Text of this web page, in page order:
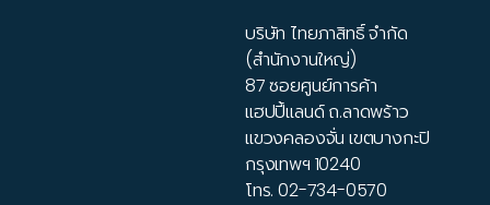
บริษัท ไทยภาสิทธิ์ จำกัด
(สำนักงานใหญ่)
87 ซอยศูนย์การค้า
แฮปปี้แลนด์ ถ.ลาดพร้าว
แขวงคลองจั่น เขตบางกะปิ
กรุงเทพฯ 10240
โทร.02-734-0570